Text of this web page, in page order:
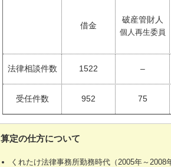
借金
破産管財人
個人再生委員
法律相談件数 1522 –
受任件数 952 75
算定の仕方について
くれたけ法律事務所勤務時代（2005年～2008